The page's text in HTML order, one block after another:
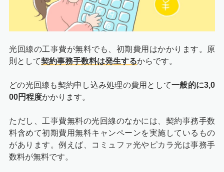
光回線の工事費が無料でも、初期費用はかかります。原
則として契約事務手数料は発生するからです。
どの光回線も契約申し込み処理の費用として一般的に3,0
00円程度かかります。
ただし、工事費無料の光回線のなかには、契約事務手数
料含めて初期費用無料キャンペーンを実施しているもの
があります。例えば、コミュファ光やピカラ光は事務手
数料が無料です。